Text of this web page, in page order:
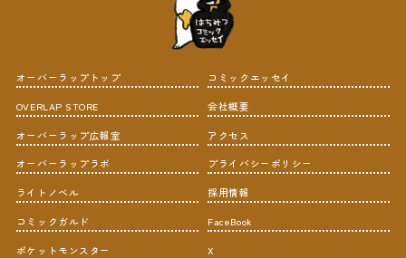
オーバーラップトップ
OVERLAP STORE
オーバーラップ広報室
オーバーラップラボ
ライトノベル
コミックガルド
ポケットモンスター
コミックエッセイ
会社概要
アクセス
プライバシーポリシー
採用情報
FaceBook
X